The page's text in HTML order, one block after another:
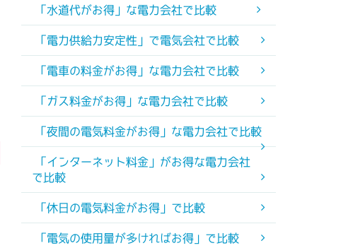
「水道代がお得」な電力会社で比較
「電力供給力安定性」で電気会社で比較
「電車の料金がお得」な電力会社で比較
「ガス料金がお得」な電力会社で比較
「夜間の電気料金がお得」な電力会社で比較
「インターネット料金」がお得な電力会社
で比較
「休日の電気料金がお得」で比較
「電気の使用量が多ければお得」で比較